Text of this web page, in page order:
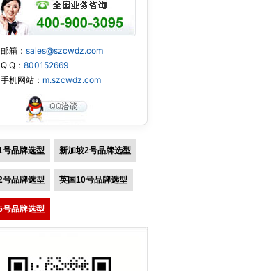
邮箱： sales@szcwdz.com
Q Q： 800152669
手机网站： m.szcwdz.com
号品牌选型 新加坡2号品牌选型
号品牌选型 英国10号品牌选型
号品牌选型